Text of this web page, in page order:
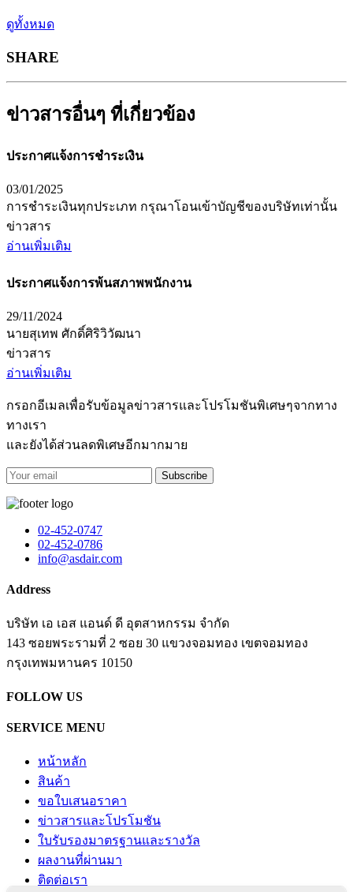
ดูทั้งหมด
SHARE
ข่าวสารอื่นๆ ที่เกี่ยวข้อง
ประกาศแจ้งการชำระเงิน
03/01/2025
การชำระเงินทุกประเภท กรุณาโอนเข้าบัญชีของบริษัทเท่านั้น
ข่าวสาร
อ่านเพิ่มเติม
ประกาศแจ้งการพ้นสภาพพนักงาน
29/11/2024
นายสุเทพ ศักดิ์ศิริวิวัฒนา
ข่าวสาร
อ่านเพิ่มเติม
กรอกอีเมลเพื่อรับข้อมูลข่าวสารและโปรโมชันพิเศษๆจากทาง
ทางเรา
และยังได้ส่วนลดพิเศษอีกมากมาย
Subscribe
02-452-0747
02-452-0786
info@asdair.com
Address
บริษัท เอ เอส แอนด์ ดี อุตสาหกรรม จำกัด
143 ซอยพระรามที่ 2 ซอย 30 แขวงจอมทอง เขตจอมทอง
​กรุงเทพมหานคร 10150
FOLLOW US
SERVICE MENU
หน้าหลัก
สินค้า
ขอใบเสนอราคา
ข่าวสารและโปรโมชัน
ใบรับรองมาตรฐานและรางวัล
ผลงานที่ผ่านมา
ติดต่อเรา